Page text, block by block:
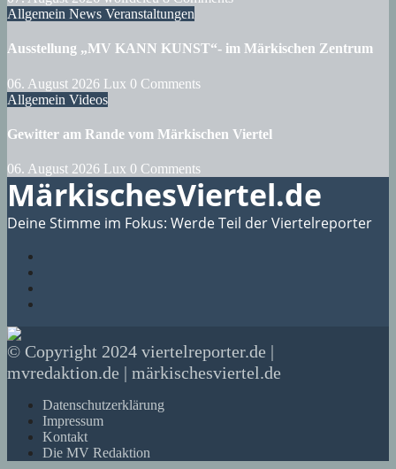
Allgemein News Veranstaltungen
Ausstellung „MV KANN KUNST“- im Märkischen Zentrum
06. August 2026 Lux 0 Comments
Allgemein Videos
Gewitter am Rande vom Märkischen Viertel
06. August 2026 Lux 0 Comments
MärkischesViertel.de
Deine Stimme im Fokus: Werde Teil der Viertelreporter
© Copyright 2024 viertelreporter.de |
mvredaktion.de | märkischesviertel.de
Datenschutzerklärung
Impressum
Kontakt
Die MV Redaktion